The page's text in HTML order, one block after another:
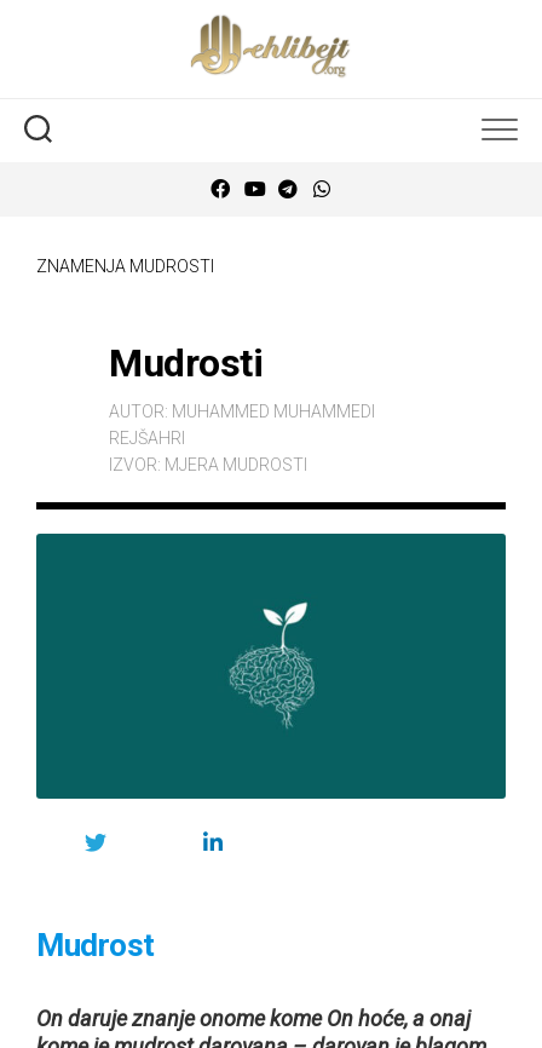
ZNAMENJA MUDROSTI
Mudrosti
AUTOR: MUHAMMED MUHAMMEDI
REJŠAHRI
IZVOR: MJERA MUDROSTI
Mudrost
On daruje znanje onome kome On hoće, a onaj